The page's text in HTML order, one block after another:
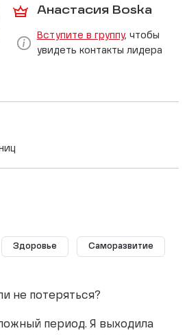
Анастасия Boska
Вступите в группу, чтобы
увидеть контакты лидера
Здоровье Саморазвитие
не потеряться?
период. Я выходила